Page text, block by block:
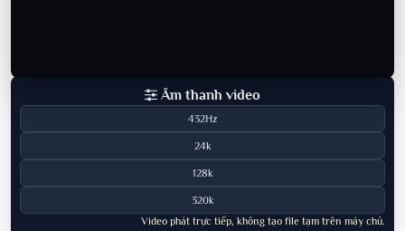
Âm thanh video
432Hz
24k
128k
320k
Video phát trực tiếp, không tạo file tạm trên máy chủ.